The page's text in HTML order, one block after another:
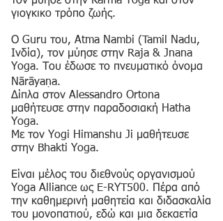
γιογκικo τρόπο ζωής.
Ο Guru του, Atma Nambi (Tamil Nadu,
Ινδία), τον μύησε στην Raja & Jnana
Yoga. Του έδωσε το πνευματικό όνομα
Nārāyaṇa.
Δίπλα στον Alessandro Ortona
μαθήτευσε στην παραδοσιακή Hatha
Yoga.
Με τον Yogi Himanshu Ji μαθήτευσε
στην Bhakti Yoga.
Είναι μέλος του διεθνούς οργανισμού
Yoga Alliance ως E-RYT500. Πέρα από
την καθημερινή μαθητεία και διδασκαλία
του μονοπατιού, εδώ και μια δεκαετία